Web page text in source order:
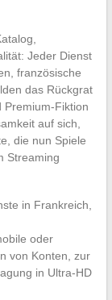
Jeder Dienst
französische
das Rückgrat
Premium-Fiktion
auf sich,
die nun Spiele
Streaming
in Frankreich,
oder
von Konten, zur
in Ultra-HD